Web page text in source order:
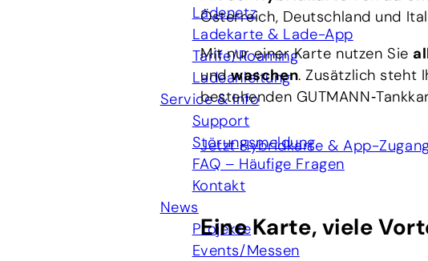
Ladenetz
Ladekarte & Lade-App
Tarife/Roaming
Ladeanleitung
Service & Info
Support
Störungsmeldung
FAQ – Häufige Fragen
Kontakt
News
Projekte
Events/Messen
Österreich, Deutschland und
Mit nur einer Karte nutzen Sie
undwaschen. Zusätzlich steht
bestehenden
Jetzt Hybridkarte & App-
Eine Karte, viele